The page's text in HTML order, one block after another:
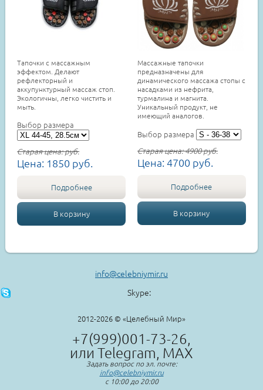
Тапочки с массажным
эффектом. Делают
рефлекторный и
аккупунктурный массаж стоп.
Экологичны, легко чистить и
мыть.
Выбор размера
Старая цена:руб.
Цена: 1850 руб.
Подробнее
В корзину
Массажные тапочки
предназначены для
динамического массажа стопы с
насадками из нефрита,
турмалина и магнита.
Уникальный продукт, не
имеющий аналогов.
Выбор размера
Старая цена:4900руб.
Цена: 4700 руб.
Подробнее
В корзину
info@celebniymir.ru
Skype:
2012-2026 © «Целебный Мир»
+7(999)001-73-26,
или Telegram, MAX
Задать вопрос по эл. почте:
info@celebniymir.ru
с 10:00 до 20:00